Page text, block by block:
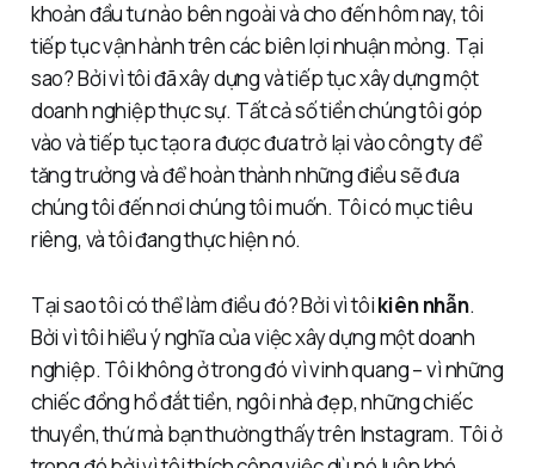
khoản đầu tư nào bên ngoài và cho đến hôm nay, tôi
tiếp tục vận hành trên các biên lợi nhuận mỏng. Tại
sao? Bởi vì tôi đã xây dựng và tiếp tục xây dựng một
doanh nghiệp thực sự. Tất cả số tiền chúng tôi góp
vào và tiếp tục tạo ra được đưa trở lại vào công ty để
tăng trưởng và để hoàn thành những điều sẽ đưa
chúng tôi đến nơi chúng tôi muốn. Tôi có mục tiêu
riêng, và tôi đang thực hiện nó.
Tại sao tôi có thể làm điều đó? Bởi vì tôikiên nhẫn.
Bởi vì tôi hiểu ý nghĩa của việc xây dựng một doanh
nghiệp. Tôi không ở trong đó vì vinh quang – vì những
chiếc đồng hồ đắt tiền, ngôi nhà đẹp, những chiếc
thuyền, thứ mà bạn thường thấy trên Instagram. Tôi ở